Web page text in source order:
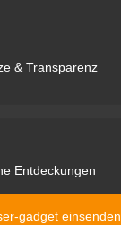
& Transparenz
Entdeckungen
gadget einsenden